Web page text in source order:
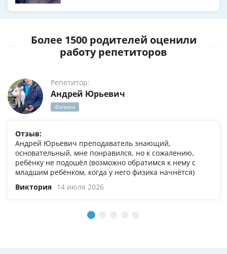
Более 1500 родителей оценили
работу репетиторов
Репетитор:
Андрей Юрьевич
Физика
Отзыв:
Андрей Юрьевич преподаватель знающий,
основательный, мне понравился, но к сожалению,
ребёнку не подошёл (возможно обратимся к нему с
младшим ребёнком, когда у него физика начнётся)
Виктория 14 июля 2026